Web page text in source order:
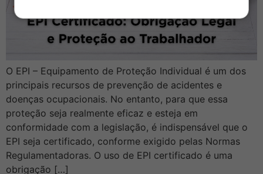
O EPI – Equipamento de Proteção Individual é um dos
principais recursos de prevenção de acidentes e
doenças ocupacionais. No entanto, para que essa
proteção seja realmente eficaz e esteja em
conformidade com a legislação, é indispensável que o
EPI seja certificado, conforme exigido pelas Normas
Regulamentadoras. O uso de EPI certificado é uma
obrigação […]